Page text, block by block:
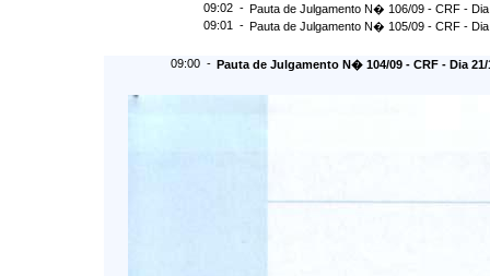
09:02 - Pauta de Julgamento N� 106/09 - CRF -
09:01 - Pauta de Julgamento N� 105/09 - CRF -
09:00 - Pauta de Julgamento N� 104/09 - CRF - Dia 21/